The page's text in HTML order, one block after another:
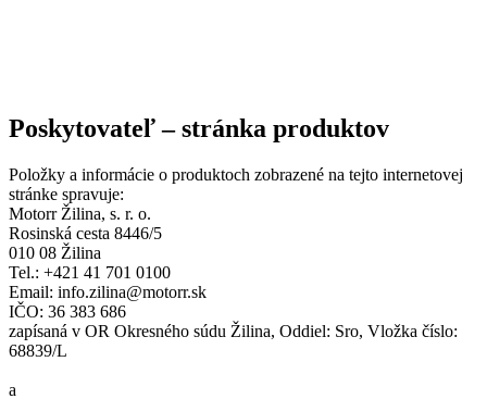
Poskytovateľ – stránka produktov
Položky a informácie o produktoch zobrazené na tejto internetovej
stránke spravuje:
Motorr Žilina, s. r. o.
Rosinská cesta 8446/5
010 08 Žilina
Tel.: +421 41 701 0100
Email: info.zilina@motorr.sk
IČO: 36 383 686
zapísaná v OR Okresného súdu Žilina, Oddiel: Sro, Vložka číslo:
68839/L
a